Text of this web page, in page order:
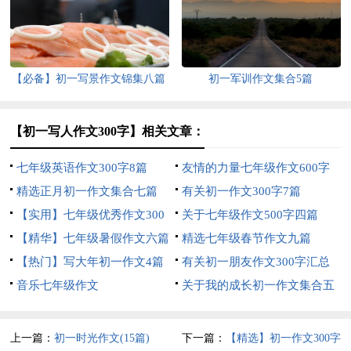
【必备】初一写景作文锦集八篇 初一军训作文集合5篇
【初一写人作文300字】相关文章：
七年级英语作文300字8篇
友情的力量七年级作文600字
精选正月初一作文集合七篇
有关初一作文300字7篇
【实用】七年级优秀作文300
字集锦6篇
关于七年级作文500字四篇
【精华】七年级暑假作文六篇
精选七年级春节作文九篇
【热门】写大年初一作文4篇
有关初一朋友作文300字汇总
六篇
音乐七年级作文
关于我的成长初一作文集合五
上一篇：初一时光作文(15篇) 下一篇： 【精选】初一作文300字